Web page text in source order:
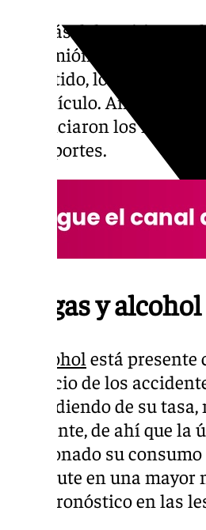
Además delpositivo en
un camión con
permitido, lo que
de vehículo. Ante
denunciaron los
Transportes.
Drogas y alcohol
alcohol está presente
un tercio de los
dependiendo de su
accidente, de ahí que la
relacionado su
repercute en una
peor pronóstico en las